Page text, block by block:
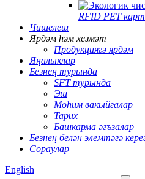
RFID PET
Чишелеш
Ярдәм һәм хезмәт
Продукциягә ярдәм
Яңалыклар
Безнең турында
SFT турында
Эш
Мөһим вакыйгалар
Тарих
Башкарма әгъзалар
Безнең белән элемтәгә
Сораулар
English